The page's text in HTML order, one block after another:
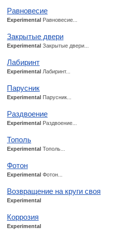
Равновесие
Experimental Равновесие...
Закрытые двери
Experimental Закрытые двери...
Лабиринт
Experimental Лабиринт...
Парусник
Experimental Парусник...
Раздвоение
Experimental Раздвоение...
Тополь
Experimental Тополь...
Фотон
Experimental Фотон...
Возвращение на круги своя
Experimental
Коррозия
Experimental